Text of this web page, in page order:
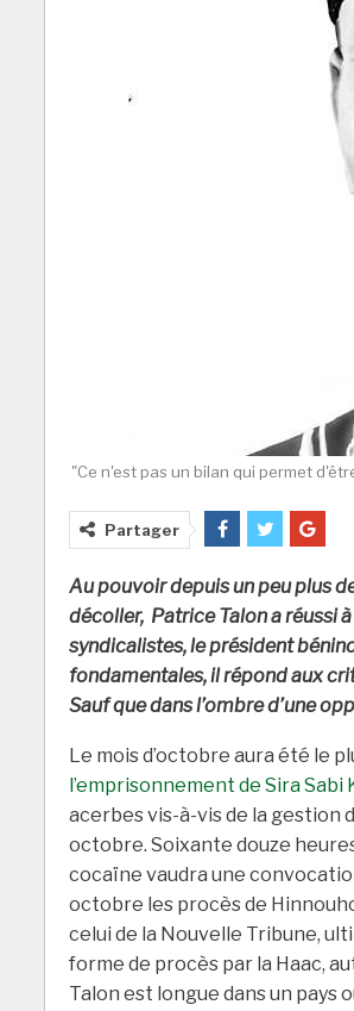
"Ce n'est pas un bilan qui permet
Partager
Au pouvoir depuis un peu plus
décoller, Patrice Talon a réussi
syndicalistes, le président
fondamentales, il répond aux
Sauf que dans l’ombre d’une
Le mois d’octobre aura été le
l’emprisonnement de Sira
acerbes vis-à-vis de la gestion
octobre. Soixante douze
cocaïne vaudra une
octobre les procès de
celui de la Nouvelle Tribune,
forme de procès par la Haac,
Talon est longue dans un pays